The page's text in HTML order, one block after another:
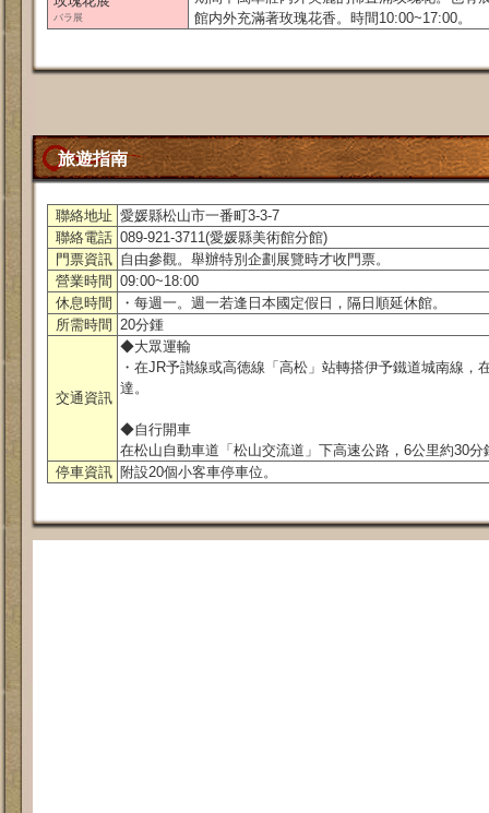
バラ展
館内外充滿著玫瑰花香。時間10:00~17:00。
旅遊指南
聯絡地址 愛媛縣松山市一番町3-3-7
聯絡電話 089-921-3711(愛媛縣美術館分館)
門票資訊 自由參觀。舉辦特別企劃展覽時才收門票。
營業時間 09:00~18:00
休息時間
・每週一。週一若逢日本國定假日，隔日順延休館。
所需時間 20分鍾
交通資訊
◆大眾運輸
・在JR予讃線或高徳線「高松」站轉搭伊予鐵道城南線，
達。
◆自行開車
在松山自動車道「松山交流道」下高速公路，6公里約30分
停車資訊 附設20個小客車停車位。